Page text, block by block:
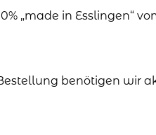
„made in Esslingen“
benötigen wir